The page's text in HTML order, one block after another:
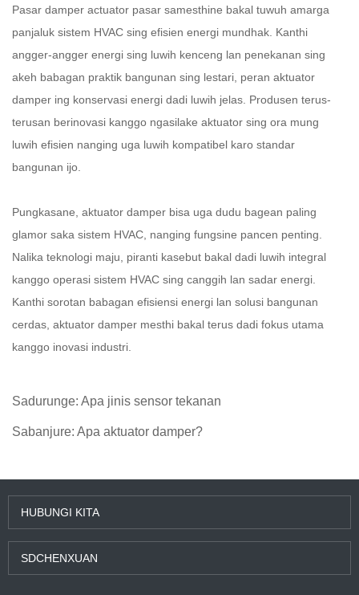
Pasar damper actuator pasar samesthine bakal tuwuh amarga
panjaluk sistem HVAC sing efisien energi mundhak. Kanthi
angger-angger energi sing luwih kenceng lan penekanan sing
akeh babagan praktik bangunan sing lestari, peran aktuator
damper ing konservasi energi dadi luwih jelas. Produsen terus-
terusan berinovasi kanggo ngasilake aktuator sing ora mung
luwih efisien nanging uga luwih kompatibel karo standar
bangunan ijo.
Pungkasane, aktuator damper bisa uga dudu bagean paling
glamor saka sistem HVAC, nanging fungsine pancen penting.
Nalika teknologi maju, piranti kasebut bakal dadi luwih integral
kanggo operasi sistem HVAC sing canggih lan sadar energi.
Kanthi sorotan babagan efisiensi energi lan solusi bangunan
cerdas, aktuator damper mesthi bakal terus dadi fokus utama
kanggo inovasi industri.
Sadurunge: Apa jinis sensor tekanan
Sabanjure: Apa aktuator damper?
HUBUNGI KITA
SDCHENXUAN